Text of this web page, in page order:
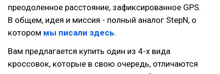
преодоленное расстояние, зафиксированное GPS.
В общем, идея и миссия - полный аналог StepN, о
котором мы писали здесь.
Вам предлагается купить один из 4-х вида
кроссовок, которые в свою очередь, отличаются